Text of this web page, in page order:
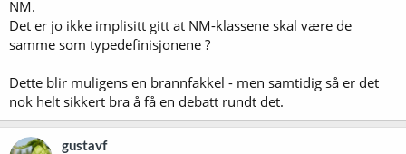
NM.
Det er jo ikke implisitt gitt at NM-klassene skal være de
samme som typedefinisjonene ?
Dette blir muligens en brannfakkel - men samtidig så er det
nok helt sikkert bra å få en debatt rundt det.
gustavf